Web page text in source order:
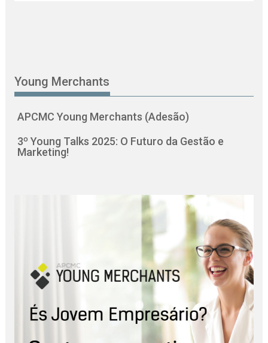
Young Merchants
APCMC Young Merchants (Adesão)
3º Young Talks 2025: O Futuro da Gestão e
Marketing!